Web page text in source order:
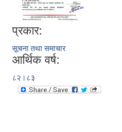
प्रकार:
सूचना तथा समाचार
आर्थिक वर्ष:
८२।८३